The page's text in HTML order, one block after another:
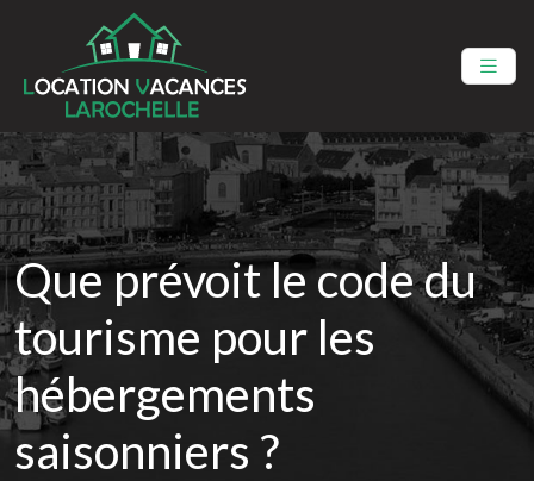
Que prévoit le code du
tourisme pour les
hébergements
saisonniers ?